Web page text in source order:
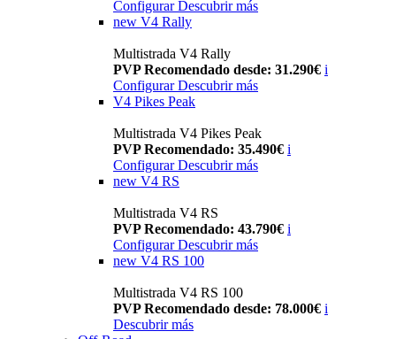
Configurar Descubrir más
new V4 Rally
Multistrada V4 Rally
PVP Recomendado desde: 31.290€ i
Configurar Descubrir más
V4 Pikes Peak
Multistrada V4 Pikes Peak
PVP Recomendado: 35.490€ i
Configurar Descubrir más
new V4 RS
Multistrada V4 RS
PVP Recomendado: 43.790€ i
ConfigurarDescubrir más
new V4 RS 100
Multistrada V4 RS 100
PVP Recomendado desde: 78.000€ i
Descubrir más